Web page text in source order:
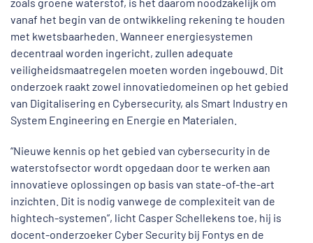
vanaf het begin van de ontwikkeling rekening te houden
met kwetsbaarheden. Wanneer energiesystemen
decentraal worden ingericht, zullen adequate
veiligheidsmaatregelen moeten worden ingebouwd. Dit
onderzoek raakt zowel innovatiedomeinen op het gebied
van Digitalisering en Cybersecurity, als Smart Industry en
System Engineering en Energie en Materialen.
“Nieuwe kennis op het gebied van cybersecurity in de
waterstofsector wordt opgedaan door te werken aan
innovatieve oplossingen op basis van state-of-the-art
inzichten. Dit is nodig vanwege de complexiteit van de
hightech-systemen”, licht Casper Schellekens toe, hij is
docent-onderzoeker Cyber Security bij Fontys en de